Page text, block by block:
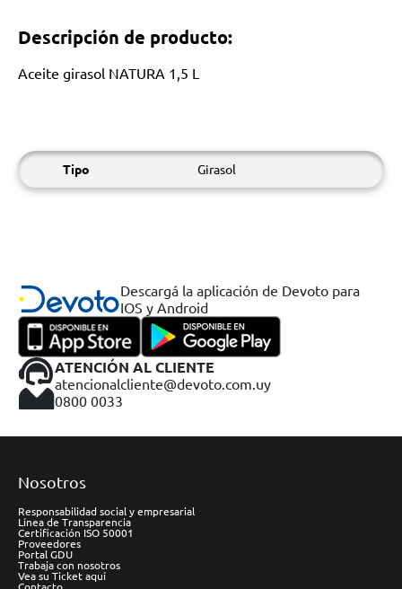
Descripción de producto:
Aceite girasol NATURA 1,5 L
Tipo Girasol
Descargá la aplicación de Devoto para
IOS y Android
ATENCIÓN AL CLIENTE
atencionalcliente@devoto.com.uy
0800 0033
Nosotros
Responsabilidad social y empresarial
Línea de Transparencia
Certificación ISO 50001
Proveedores
Portal GDU
Trabaja con nosotros
Vea su Ticket aquí